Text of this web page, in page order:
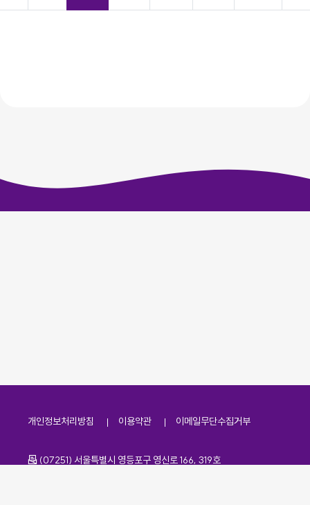
개인정보처리방침 이용약관 이메일무단수집거부
주소
(07251) 서울특별시 영등포구 영신로 166, 319호